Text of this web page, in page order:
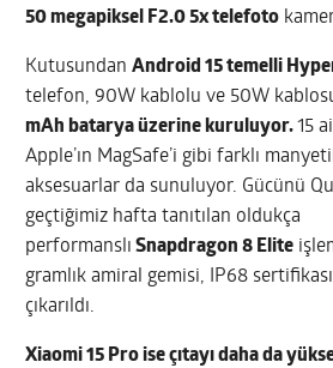
50 megapiksel F2.0 5x telefoto
KutusundanAndroid 15 temelli
telefon, 90W kablolu ve 50W
mAh batarya üzerine kuruluyor.15
Apple’ın MagSafe’i gibi farklı
aksesuarlar da sunuluyor. Gücünü
geçtiğimiz hafta tanıtılan oldukça
performanslı Snapdragon 8 Elite
gramlık amiral gemisi, IP68
çıkarıldı.
Xiaomi 15 Pro ise çıtayı daha da